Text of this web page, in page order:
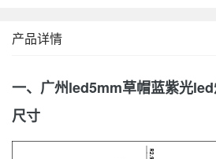
产品详情
一、广州led5mm草帽蓝紫光
尺寸